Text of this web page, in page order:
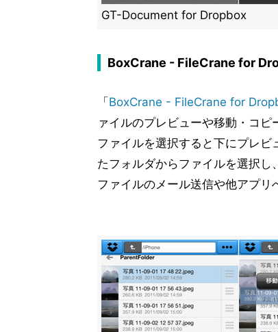
GT-Document for Dropbox
BoxCrane - FileCrane for
「 BoxCrane - FileCrane for
ァイルのプレビューや移動・コ
ファイルを選択すると下にプレ
たフォルダからファイルを選択し
ファイルのメール送信や他アプリ